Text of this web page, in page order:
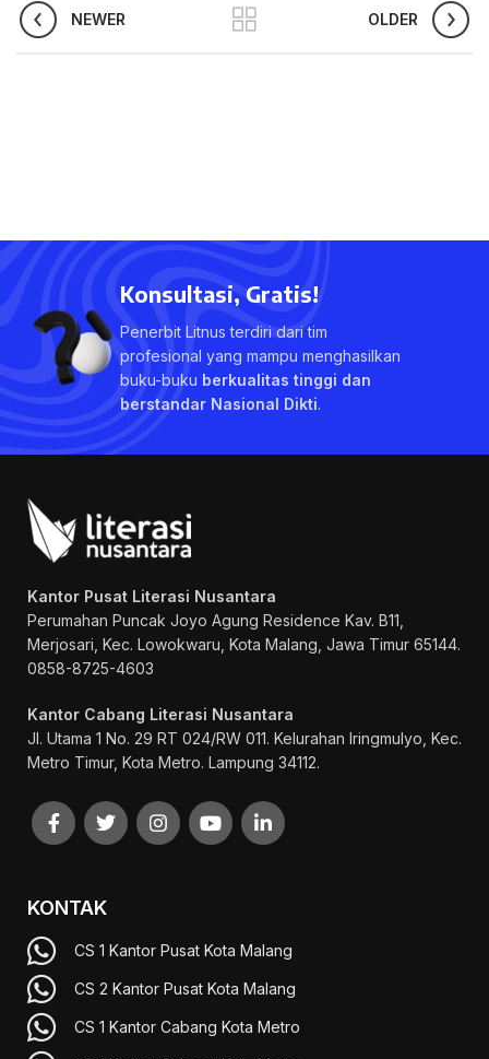
NEWER OLDER
Konsultasi, Gratis!
Penerbit Litnus terdiri dari tim
profesional yang mampu menghasilkan
buku-buku berkualitas tinggi dan
berstandar Nasional Dikti.
Kantor Pusat Literasi Nusantara
Perumahan Puncak Joyo Agung Residence Kav. B11,
Merjosari, Kec. Lowokwaru, Kota Malang, Jawa Timur 65144.
0858-8725-4603
Kantor Cabang Literasi Nusantara
Jl. Utama 1 No. 29 RT 024/RW 011. Kelurahan Iringmulyo, Kec.
Metro Timur, Kota Metro. Lampung 34112.
KONTAK
CS 1 Kantor Pusat Kota Malang
CS 2 Kantor Pusat Kota Malang
CS 1 Kantor Cabang Kota Metro